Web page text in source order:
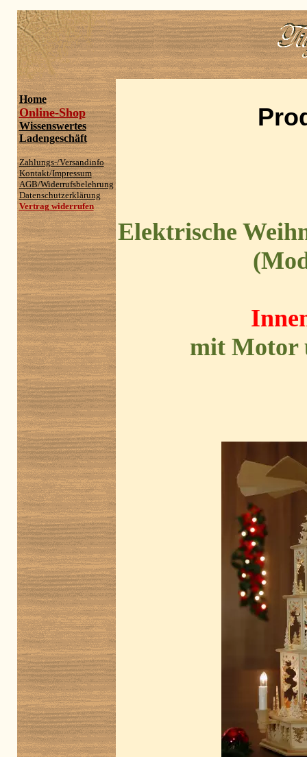
Home
Online-Shop
Wissenswertes
Ladengeschäft
Zahlungs-/Versandinfo
Kontakt/Impressum
AGB/Widerrufsbelehrung
Datenschutzerklärung
Vertrag widerrufen
Elektrische
mit Motor